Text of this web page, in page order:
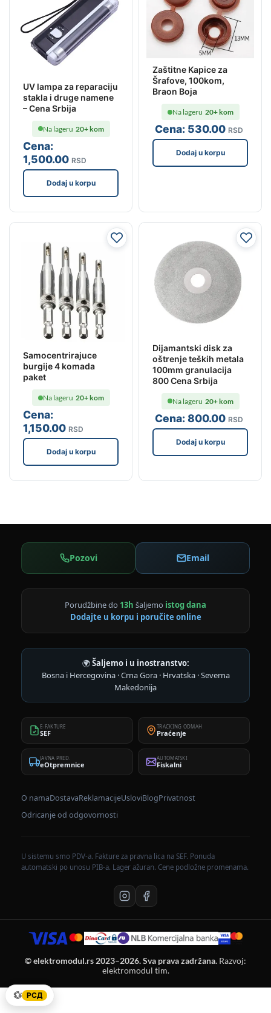
UV lampa za reparaciju
stakla i druge namene
– Cena Srbija
Cena:
1,500.00 RSD
Na lageru 20+ kom
Dodaj u korpu
Zaštitne Kapice za
Šrafove, 100kom,
Braon Boja
Cena: 530.00 RSD
Na lageru 20+ kom
Dodaj u korpu
Samocentrirajuce
burgije 4 komada
paket
Cena:
1,150.00 RSD
Na lageru 20+ kom
Dodaj u korpu
Dijamantski disk za
oštrenje teških metala
100mm granulacija
800 Cena Srbija
Cena:800.00 RSD
Na lageru 20+ kom
Dodaj u korpu
Pozovi Email
Porudžbine do 13h šaljemo istog dana
Dodajte u korpu i poručite online
🌍Šaljemo i u inostranstvo:
Bosna i Hercegovina · Crna Gora · Hrvatska · Severna
Makedonija
E-FAKTURE
SEF
TRACKING ODMAH
Praćenje
JAVNA PRED.
eOtpremnice
AUTOMATSKI
Fiskalni
O namaDostavaReklamacijeUsloviBlogPrivatnost
Odricanje od odgovornosti
U sistemu smo PDV-a. Fakture za pravna lica na SEF. Ponuda
automatski po unosu PIB-a. Lager ažuran. Cene podložne promenama.
© elektromodul.rs 2023–2026. Sva prava zadržana. Razvoj:
elektromodul tim.
💱 РСД